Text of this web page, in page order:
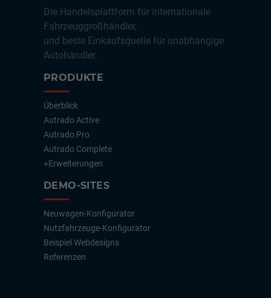
Die Handelsplattform für internationale
Fahrzeuggroßhändler,
und beste Einkaufsquelle für unabhängige
Autohändler.
PRODUKTE
Überblick
Autrado Active
Autrado Pro
Autrado Complete
+Erweiterungen
DEMO-SITES
Neuwagen-Konfigurator
Nutzfahrzeuge-Konfigurator
Beispiel Webdesigns
Referenzen